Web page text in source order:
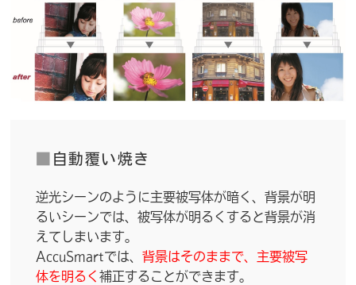
■ 自動覆い焼き
逆光シーンのように主要被写体が暗く、背景が明
るいシーンでは、被写体が明るくすると背景が消
えてしまいます。
AccuSmartでは、背景はそのままで、主要被写
体を明るく補正することができます。